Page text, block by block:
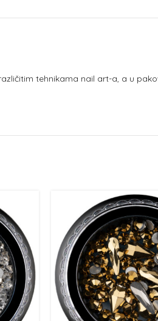
tehnikama nail art-a, a u